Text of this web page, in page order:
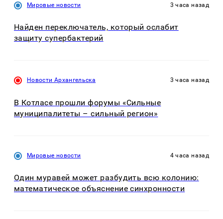
Мировые новости 3 часа назад
Найден переключатель, который ослабит
защиту супербактерий
Новости Архангельска 3 часа назад
В Котласе прошли форумы «Сильные
муниципалитеты – сильный регион»
Мировые новости 4 часа назад
Один муравей может разбудить всю колонию:
математическое объяснение синхронности